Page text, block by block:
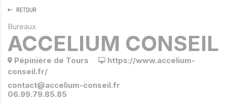
RETOUR
Bureaux
ACCELIUM CONSEIL
Pépinière de Tours
https://www.accelium-
conseil.fr/
contact@accelium-conseil.fr
06.99.79.85.85